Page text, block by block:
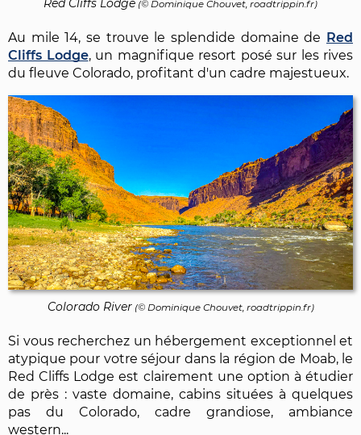
Red Cliffs Lodge (© Dominique Chouvet, roadtrippin.fr)
Au mile 14, se trouve le splendide domaine de Red
Cliffs Lodge, un magnifique resort posé sur les rives
du fleuve Colorado, profitant d'un cadre majestueux.
Colorado River(© Dominique Chouvet, roadtrippin.fr)
Si vous recherchez un hébergement exceptionnel et
atypique pour votre séjour dans la région de Moab, le
Red Cliffs Lodge est clairement une option à étudier
de près : vaste domaine, cabins situées à quelques
pas du Colorado, cadre grandiose, ambiance
western...